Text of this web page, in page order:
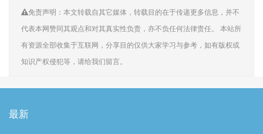
免责声明：本文转载自其它媒体，转载目的在于传递更多信息，并不
代表本网赞同其观点和对其真实性负责，亦不负任何法律责任。 本站所
有资源全部收集于互联网，分享目的仅供大家学习与参考，如有版权或
知识产权侵犯等，请给我们留言。
最新